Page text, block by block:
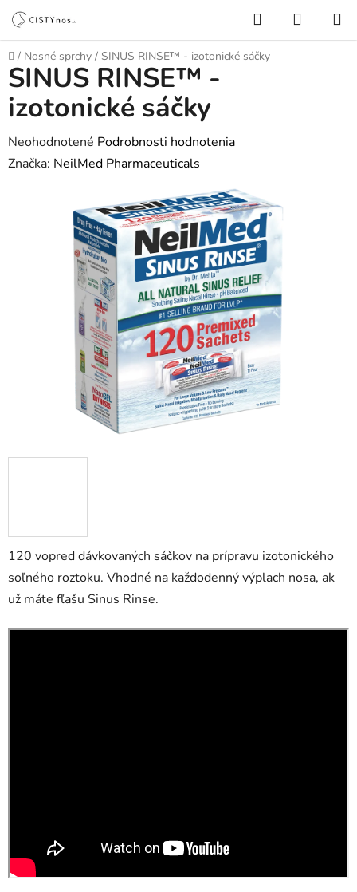
Prejsť
na
obsah
Hľadať
KOŠÍK
Domov
/ Nosné sprchy / SINUS RINSE™ - izotonické sáčky
120 vopred dávkovaných sáčkov na prípravu izotonického
soľného roztoku. Vhodné na každodenný výplach nosa, ak
už máte fľašu Sinus Rinse.
SINUS RINSE™ -
izotonické sáčky
Priemerné
hodnotenie
Neohodnotené Podrobnosti hodnotenia
Značka: NeilMed Pharmaceuticals